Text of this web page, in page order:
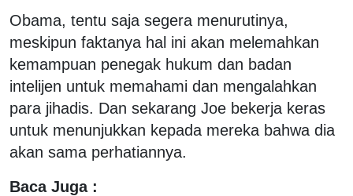
Obama, tentu saja segera menurutinya,
meskipun faktanya hal ini akan melemahkan
kemampuan penegak hukum dan badan
intelijen untuk memahami dan mengalahkan
para jihadis. Dan sekarang Joe bekerja keras
untuk menunjukkan kepada mereka bahwa dia
akan sama perhatiannya.
Baca Juga :